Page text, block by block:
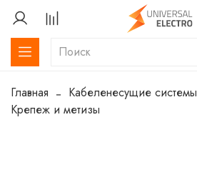
Главная Кабеленесущие системы
Крепеж и метизы